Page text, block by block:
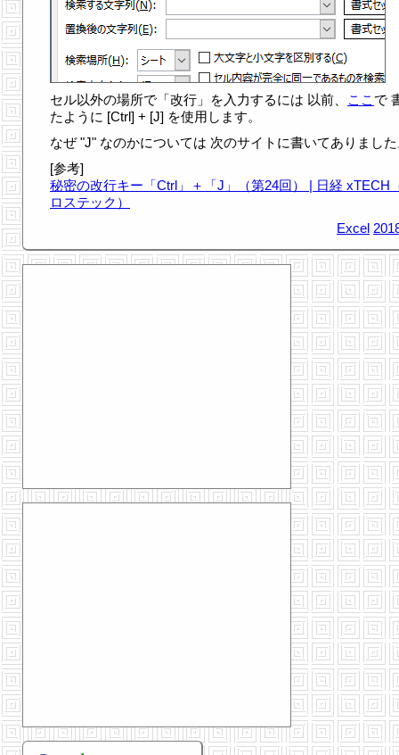
セル以外の場所で「改行」を入力するには 以前、 ここ で
たように [Ctrl] + [J] を使用します。
なぜ "J" なのかについては 次のサイトに書いてありまし
[参考]
秘密の改行キー「Ctrl」＋「J」（第24回） | 日経 xTECH
ロステック）
Excel